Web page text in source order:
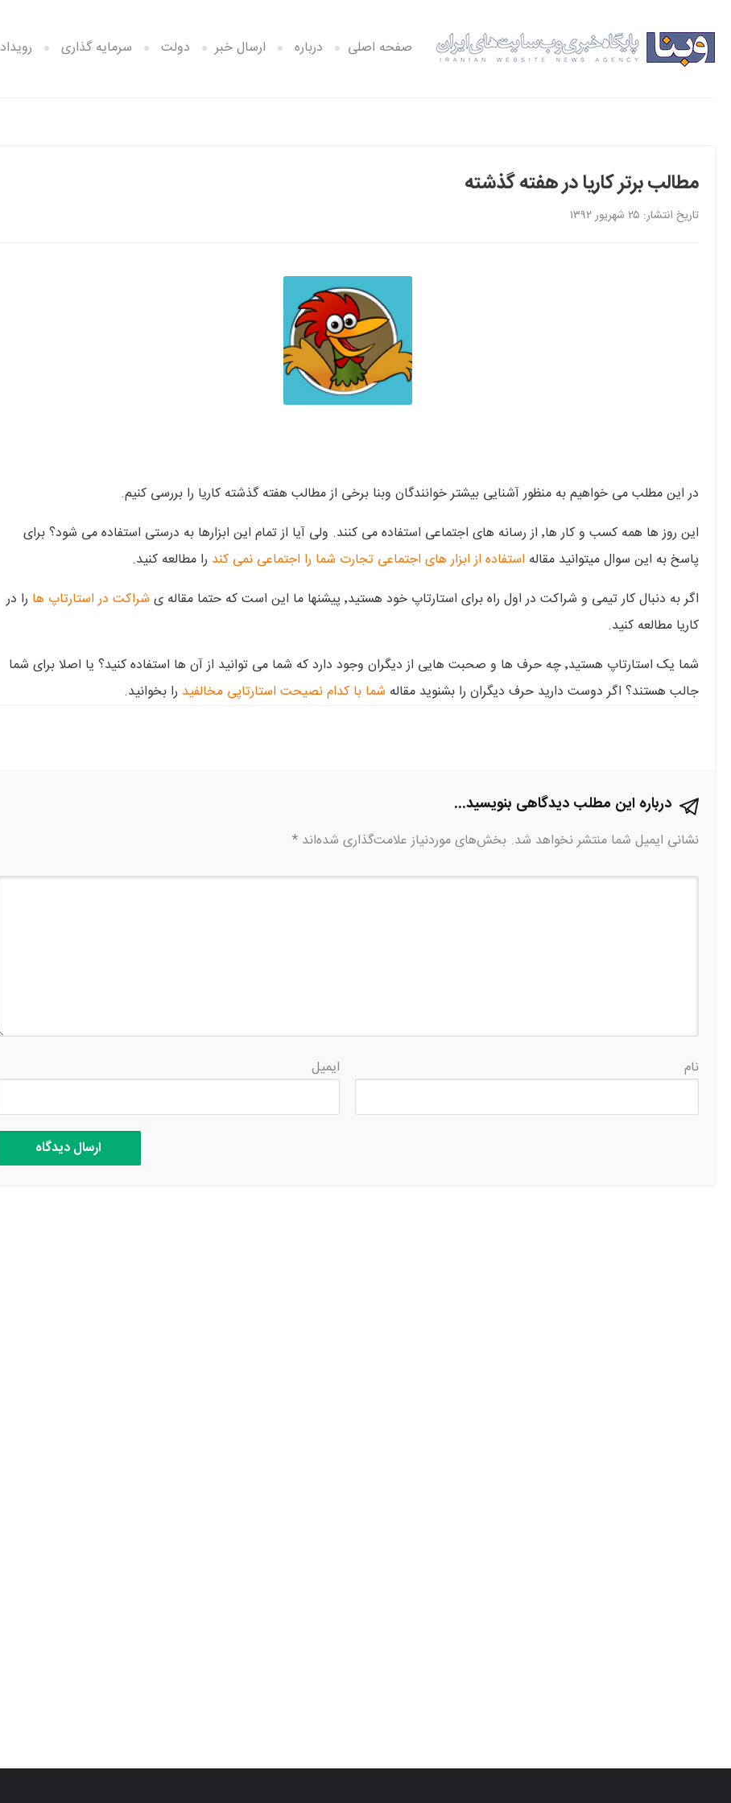
صفحه اصلی درباره ارسال خبر دولت سرمایه گذاری رویداد
مطالب برتر کاریا در هفته گذشته
تاریخ انتشار: ۲۵ شهریور ۱۳۹۲
در این مطلب می خواهیم به منظور آشنایی بیشتر خوانندگان وبنا برخی از مطالب هفته گذشته کاریا را بررسی کنیم.
این روز ها همه کسب و کار ها٬ از رسانه های اجتماعی استفاده می کنند. ولی آیا از تمام این ابزارها به درستی استفاده می شود؟ برای
پاسخ به این سوال میتوانید مقاله استفاده از ابزار های اجتماعی تجارت شما را اجتماعی نمی کند را مطالعه کنید.
اگر به دنبال کار تیمی و شراکت در اول راه برای استارتاپ خود هستید٬ پیشنها ما این است که حتما مقاله ی
شراکت در استارتاپ ها را در
کاریا مطالعه کنید.
شما یک استارتاپ هستید٬ چه حرف ها و صحبت هایی از دیگران وجود دارد که شما می توانید از آن ها استفاده کنید؟ یا اصلا برای شما
جالب هستند؟ اگر دوست دارید حرف دیگران را بشنوید مقاله شما با کدام نصیحت استارتاپی مخالفید را بخوانید.
درباره این مطلب دیدگاهی بنویسید...
نشانی ایمیل شما منتشر نخواهد شد. بخش‌های موردنیاز علامت‌گذاری شده‌اند *
نام ایمیل